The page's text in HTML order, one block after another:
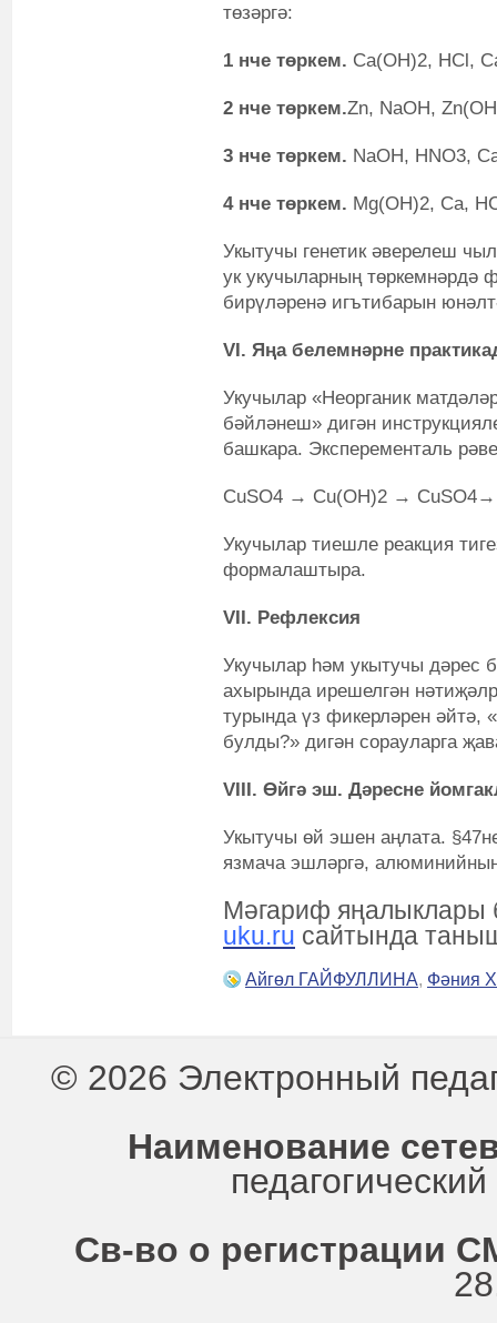
төзәргә:
1 нче төркем. Ca(OH)2, HCl,
2 нче төркем.Zn, NaOH,
3 нче төркем. NaOH, HNO3,
4 нче төркем. Mg(OH)2, Ca,
Укытучы генетик әверелеш
ук укучыларның
бирүләренә игътибарын
VI. Яңа белемнәрне
Укучылар «Неорганик
бәйләнеш» дигән
башкара. Эксперементаль
CuSO4 → Cu(OH)2 → CuSO4→
Укучылар тиешле реакция
формалаштыра.
VII. Рефлексия
Укучылар һәм укытучы дәрес
ахырында ирешелгән
турында үз фикерләрен әйтә,
булды?» дигән сорауларга
VIII. Өйгә эш. Дәресне
Укытучы өй эшен аңлата.
язмача эшләргә, алюминийның
Мәгариф яңалыклары
uku.ru сайтында
Айгөл ГАЙФУЛЛИНА, Фәния
© 2026 Электронный
Наименование
Св-во о регистрации